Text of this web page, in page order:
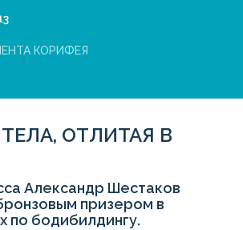
КОРИФЕЯ
ОТЛИТАЯ В
Александр Шестаков
призером в
по бодибилдингу.